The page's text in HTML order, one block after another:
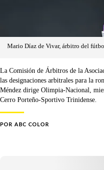
Mario Díaz de Vivar, árbitro del
La Comisión de Árbitros de la
las designaciones arbitrales para la
Méndez dirige Olimpia-Nacional,
Cerro Porteño-Sportivo Trinidense.
POR ABC COLOR